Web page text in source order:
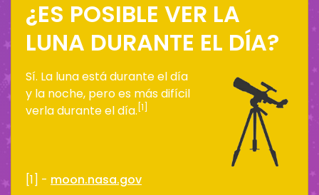
¿ES POSIBLE VER LA
LUNA DURANTE EL DÍA?
Sí. La luna está durante el día
y la noche, pero es más difícil
verla durante el día. [1]
[1] - moon.nasa.gov